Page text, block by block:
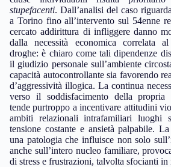
stupefacenti. Dall’analisi del caso
a Torino fino all’intervento sul 54enne
cercato addirittura di infliggere danno
dalla necessità economica correlata
droghe: è chiaro come tali dipendenze
il giudizio personale sull’ambiente
capacità autocontrollante sia favorendo
d’aggressività illogica. La continua
verso il soddisfacimento della propria
tende purtroppo a incentivare attitudini
ambiti relazionali intrafamiliari luoghi
tensione costante e ansietà palpabile.
una patologia che influisce non solo
anche sull’intero nucleo familiare,
di stress e frustrazioni, talvolta sfocianti in